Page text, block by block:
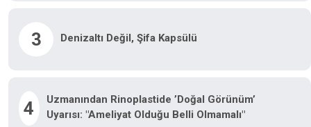
3 Denizaltı Değil, Şifa Kapsülü
4
Uzmanından Rinoplastide ’doğal Görünüm’
Uyarısı: "Ameliyat Olduğu Belli Olmamalı"